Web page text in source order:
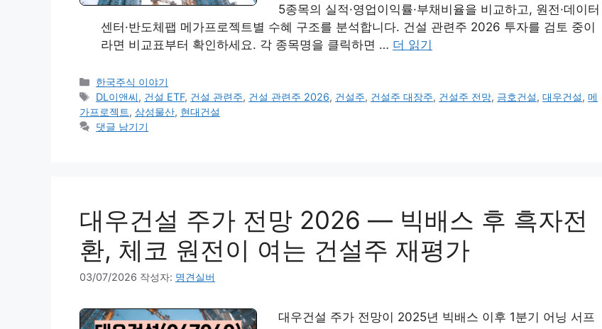
5종목의 실적·영업이익률·부채비율을 비교하고, 원전·데이터
센터·반도체팹 메가프로젝트별 수혜 구조를 분석합니다. 건설 관련주 2026 투자를 검토 중이
라면 비교표부터 확인하세요. 각 종목명을 클릭하면 … 더 읽기
카
테
고
리
한국주식 이야기
태
그
DL이앤씨, 건설 ETF, 건설 관련주, 건설 관련주 2026, 건설주, 건설주 대장주, 건설주 전망, 금호건설,대우건설,메
가프로젝트, 삼성물산, 현대건설
댓글 남기기
대우건설 주가 전망 2026 — 빅배스 후 흑자전
환, 체코 원전이 여는 건설주 재평가
03/07/2026 작성자: 명견실버
대우건설 주가 전망이 2025년 빅배스 이후 1분기 어닝 서프